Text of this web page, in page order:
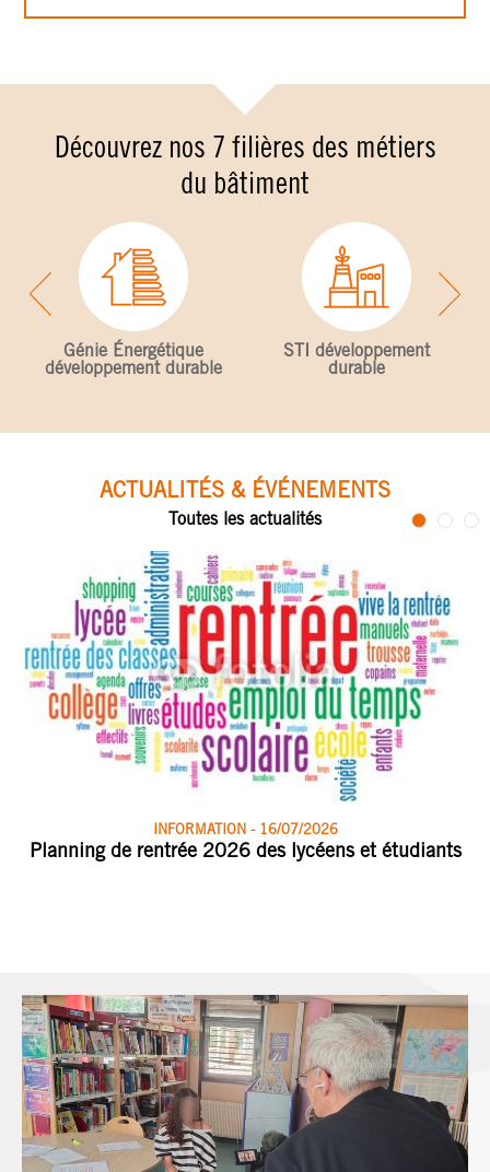
Découvrez nos 7 filières des métiers
du bâtiment
Génie Énergétique
développement durable
STI développement
durable
ACTUALITÉS & ÉVÉNEMENTS
Toutes les actualités
INFORMATION - 16/07/2026
Planning de rentrée 2026 des lycéens et étudiants